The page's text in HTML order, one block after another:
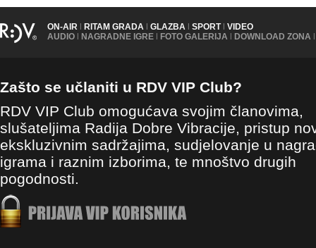
ON-AIR | RITAM GRADA | GLAZBA | SPORT | VIDEO
AUDIO | NAGRADNE IGRE | FOTO GALERIJA | DOWNLOAD ZONA |
Zašto se učlaniti u RDV VIP Club?
RDV VIP Club omogućava svojim članovima,
slušateljima Radija Dobre Vibracije, pristup
ekskluzivnim sadržajima, sudjelovanje u
igrama i raznim izborima, te mnoštvo drugih
pogodnosti.